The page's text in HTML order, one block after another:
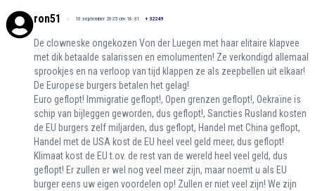
ron51 10 september 2025 om 18:31 + 32249
De clowneske ongekozen Von der Luegen met haar elitaire klapvee
met dik betaalde salarissen en emolumenten! Ze verkondigd allemaal
sprookjes en na verloop van tijd klappen ze als zeepbellen uit elkaar!
De Europese burgers betalen het gelag!
Euro geflopt! Immigratie geflopt!, Open grenzen geflopt!, Oekraïne is
schip van bijleggen geworden, dus geflopt!, Sancties Rusland kosten
de EU burgers zelf miljarden, dus geflopt, Handel met China geflopt,
Handel met de USA kost de EU heel veel geld meer, dus geflopt!
Klimaat kost de EU t.ov. de rest van de wereld heel veel geld, dus
geflopt! Er zullen er wel nog veel meer zijn, maar noemt u als EU
burger eens uw eigen voordelen op! Zullen er niet veel zijn! We zijn